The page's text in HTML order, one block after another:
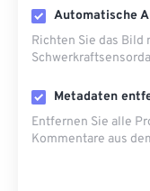
Automatische
Richten Sie das
Metadaten
Entfernen Sie alle
Kommentare aus